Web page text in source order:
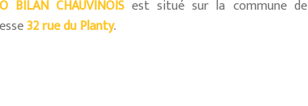
BILAN CHAUVINOIS est situé sur la commune de
32 rue du Planty.